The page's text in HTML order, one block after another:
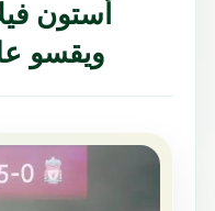
أستون
ويقسو